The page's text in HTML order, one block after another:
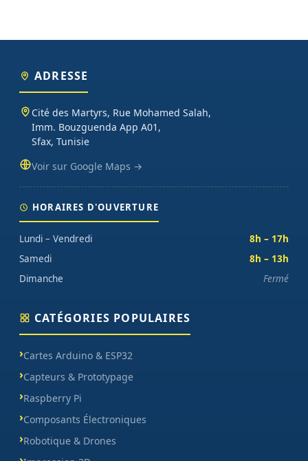
ADRESSE
Cité des Martyrs, Rue Mohamed Salah,
Imm. Bouzguenda App A01,
Sfax, Tunisie
Voir sur Google Maps →
HORAIRES D'OUVERTURE
Lundi – Vendredi
8h – 17h
Samedi
8h – 13h
Dimanche
Fermé
CATÉGORIES POPULAIRES
Cartes Arduino & ESP32
Capteurs & Prototypage
Raspberry Pi
Composants Électroniques
Robotique & Drones